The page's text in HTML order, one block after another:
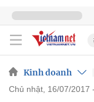
Kinh doanh
chủ nhật, 16/07/2017